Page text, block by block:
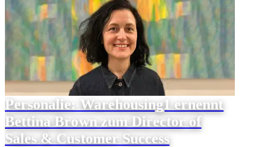
Personalie: Warehousing1 ernennt
Bettina Brown zum Director of
Sales & Customer Success